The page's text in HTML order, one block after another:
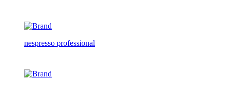
nespresso professional